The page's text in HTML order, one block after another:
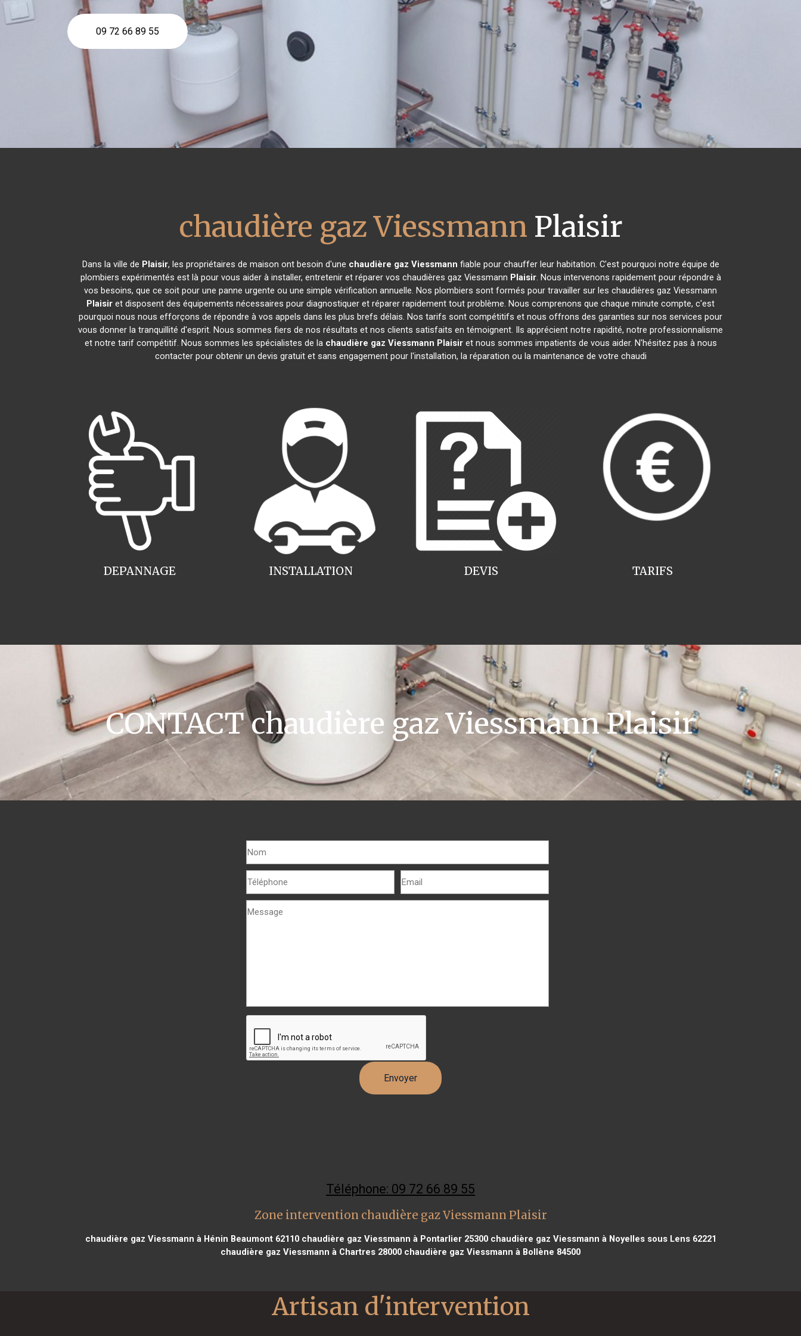
09 72 66 89 55
chaudière gaz Viessmann Plaisir
Dans la ville de Plaisir, les propriétaires de maison ont besoin d'une chaudière gaz Viessmann fiable pour chauffer leur habitation. C'est pourquoi notre équipe de
plombiers expérimentés est là pour vous aider à installer, entretenir et réparer vos chaudières gaz Viessmann Plaisir. Nous intervenons rapidement pour répondre à
vos besoins, que ce soit pour une panne urgente ou une simple vérification annuelle. Nos plombiers sont formés pour travailler sur les chaudières gaz Viessmann
Plaisir et disposent des équipements nécessaires pour diagnostiquer et réparer rapidement tout problème. Nous comprenons que chaque minute compte, c'est
pourquoi nous nous efforçons de répondre à vos appels dans les plus brefs délais. Nos tarifs sont compétitifs et nous offrons des garanties sur nos services pour
vous donner la tranquillité d'esprit. Nous sommes fiers de nos résultats et nos clients satisfaits en témoignent. Ils apprécient notre rapidité, notre professionnalisme
et notre tarif compétitif. Nous sommes les spécialistes de la chaudière gaz Viessmann Plaisiret nous sommes impatients de vous aider. N'hésitez pas à nous
contacter pour obtenir un devis gratuit et sans engagement pour l'installation, la réparation ou la maintenance de votre chaudi
INSTALLATION
DEPANNAGE TARIFS
DEVIS
CONTACT chaudière gaz Viessmann Plaisir
Téléphone: 09 72 66 89 55
Zone intervention chaudière gaz Viessmann Plaisir
chaudière gaz Viessmann à Hénin Beaumont 62110chaudière gaz Viessmann à Pontarlier 25300chaudière gaz Viessmann à Noyelles sous Lens 62221
chaudière gaz Viessmann à Chartres 28000 chaudière gaz Viessmann à Bollène 84500
Artisan d'intervention